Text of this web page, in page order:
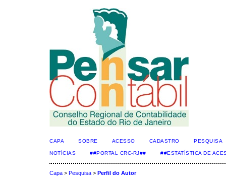
CAPA SOBRE ACESSO CADASTRO PESQUISA
NOTÍCIAS ##PORTAL CRC-RJ## ##ESTATÍSTICA DE
Capa > Pesquisa > Perfil do Autor